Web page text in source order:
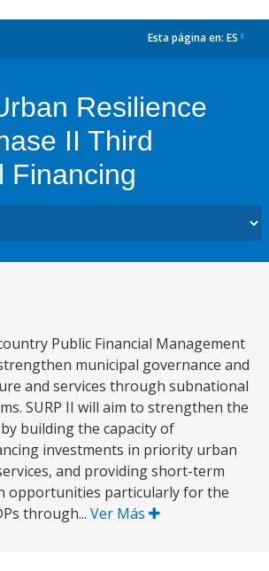
Esta página en: ES
Resilience
II Third
Financing
Public Financial Management
municipal governance and
and services through subnational
SURP II will aim to strengthen the
building the capacity of
investments in priority urban
and providing short-term
opportunities particularly for the
through... Ver Más